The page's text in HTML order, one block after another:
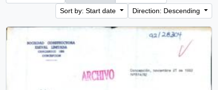
Sort by: Start date
Direction: Descending